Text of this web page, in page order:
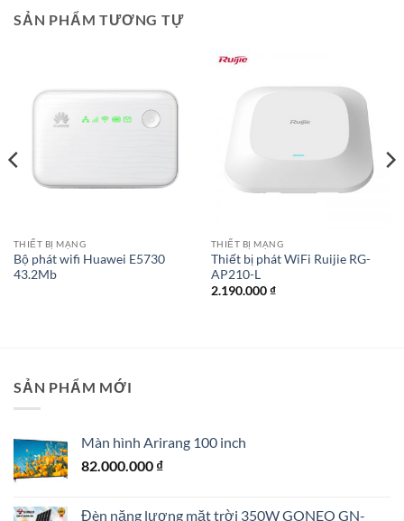
SẢN PHẨM TƯƠNG TỰ
THIẾT BỊ MẠNG
Bộ phát wifi Huawei E5730
43.2Mb
THIẾT BỊ MẠNG
Thiết bị phát WiFi Ruijie RG-
AP210-L
2.190.000₫
SẢN PHẨM MỚI
Màn hình Arirang 100 inch
82.000.000 ₫
Đèn năng lượng mặt trời 350W GONEO GN-